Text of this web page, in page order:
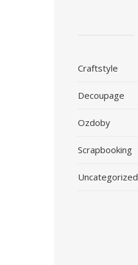
Craftstyle
Decoupage
Ozdoby
Scrapbooking
Uncategorized